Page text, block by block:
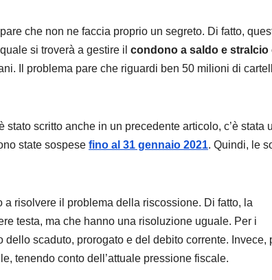
che non ne faccia proprio un segreto. Di fatto,
si troverà a gestire il condono a saldo e stralcio
Il problema pare che riguardi ben 50 milioni di
scritto anche in un precedente articolo, c’è stata
state sospese fino al 31 gennaio 2021. Quindi, le
risolvere il problema della riscossione. Di fatto, la
testa, ma che hanno una risoluzione uguale. Per i
scaduto, prorogato e del debito corrente. Invece,
tenendo conto dell’attuale pressione fiscale.
Galaxy:
9 AGOSTO